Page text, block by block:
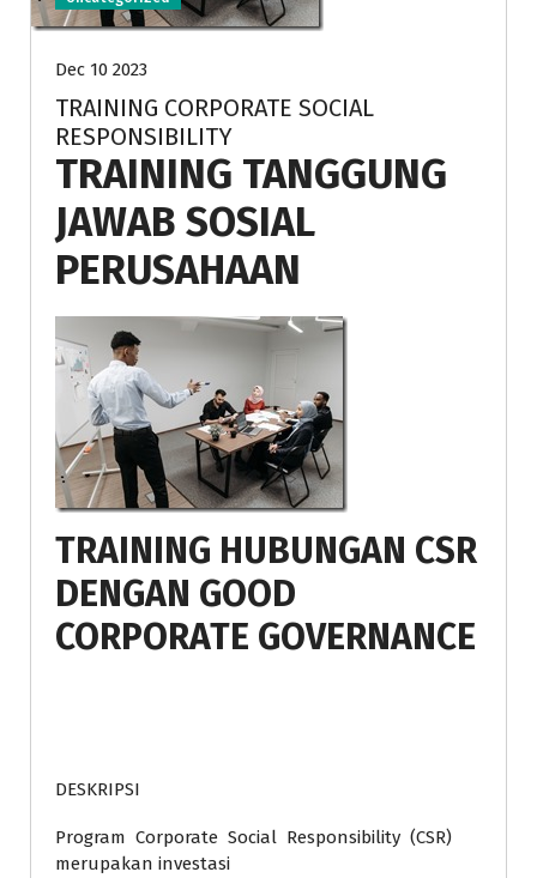
Dec 10 2023
TRAINING CORPORATE SOCIAL
RESPONSIBILITY
TRAINING TANGGUNG
JAWAB SOSIAL
PERUSAHAAN
TRAINING HUBUNGAN CSR
DENGAN GOOD
CORPORATE GOVERNANCE
DESKRIPSI
Program Corporate Social Responsibility (CSR)
merupakan investasi